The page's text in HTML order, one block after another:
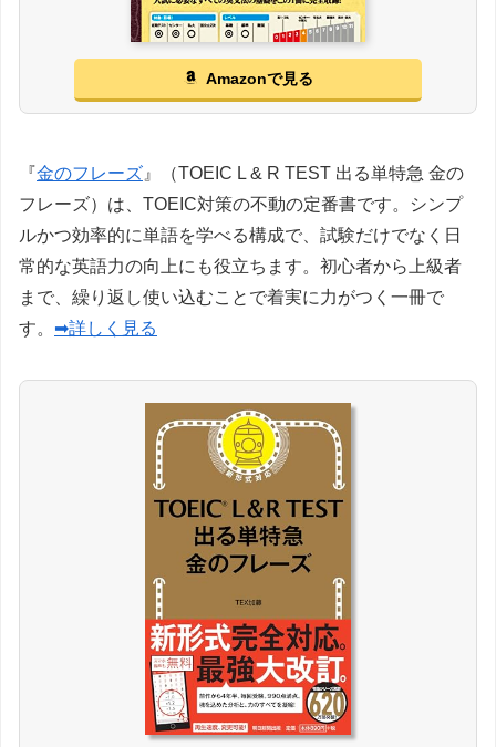
Amazonで見る
『金のフレーズ』（TOEIC L & R TEST 出る単特急 金の
フレーズ）は、TOEIC対策の不動の定番書です。シンプ
ルかつ効率的に単語を学べる構成で、試験だけでなく日
常的な英語力の向上にも役立ちます。初心者から上級者
まで、繰り返し使い込むことで着実に力がつく一冊で
す。 ➡詳しく見る